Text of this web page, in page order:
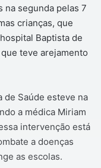
na segunda pelas 7
crianças, que
Baptista de
teve arejamento
de Saúde esteve na
a médica Miriam
intervenção está
a doenças
as escolas.